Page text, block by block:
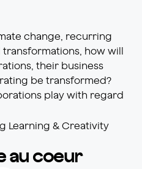
change, recurring
how will
their business
be transformed?
play with regard
Learning & Creativity
au coeur